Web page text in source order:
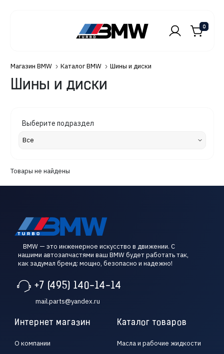
0
Магазин BMW Каталог BMW Шины и диски
Шины и диски
Выберите подраздел
Товары не найдены
BMW — это инженерное искусство в движении. С
нашими автозапчастями ваш BMW будет работать так,
как задумал бренд: мощно, безопасно и надежно!
+7 (495) 140-14-14
mail.parts@yandex.ru
Интернет магазин
О компании
Каталог товаров
Масла и рабочие жидкости